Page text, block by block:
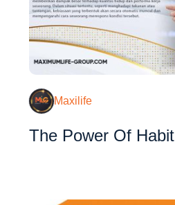
Maxilife
The Power Of Habit